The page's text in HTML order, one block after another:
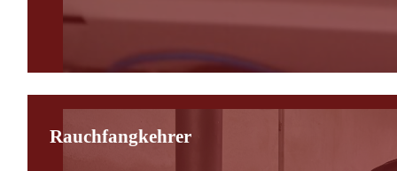
Rauchfangkehrer